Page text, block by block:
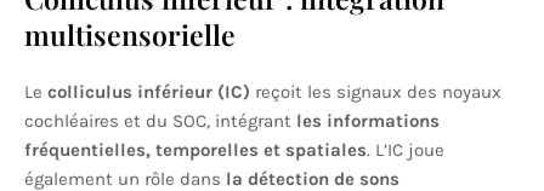
multisensorielle
Le colliculus inférieur (IC) reçoit les signaux des noyaux
cochléaires et du SOC, intégrant les informations
fréquentielles, temporelles et spatiales. L’IC joue
également un rôle dans la détection de sons